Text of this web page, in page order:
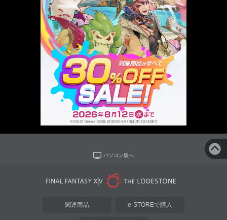
パソコン版へ
関連商品 e-STOREで購入